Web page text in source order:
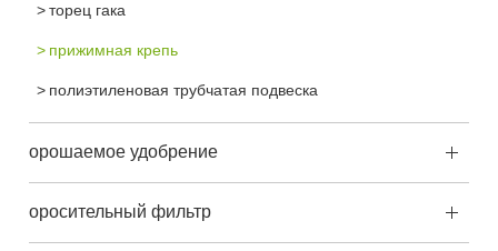
торец гака
прижимная крепь
полиэтиленовая трубчатая подвеска
орошаемое удобрение
оросительный фильтр